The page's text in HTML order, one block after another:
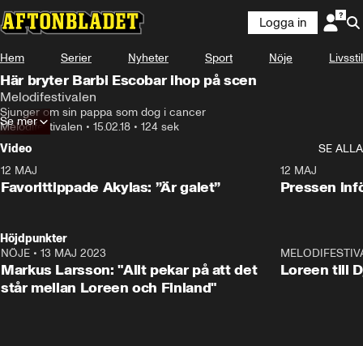
Logga in
Hem Serier Nyheter Sport Nöje Livsstil
Här bryter Barbi Escobar ihop på scen
Melodifestivalen
Sjunger om sin pappa som dog i cancer
Melodifestivalen • 15.02.18 • 124 sek
Se mer
Video
SE ALLA
12 MAJ
Favorittippade Akylas: ”Är galet”
12 MAJ
Pressen
Höjdpunkter
NÖJE • 13 MAJ 2023
Markus Larsson: "Allt pekar på att det
står mellan Loreen och Finland"
Loreen till